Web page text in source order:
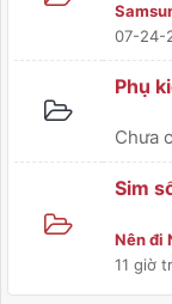
07-24-
Phụ
Chưa
Sim
Nên đi
11 giờ